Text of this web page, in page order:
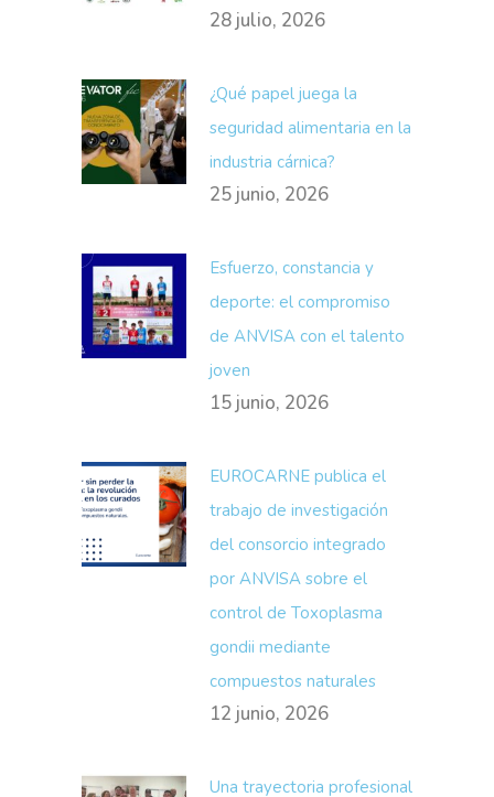
28 julio, 2026
¿Qué papel juega la
seguridad alimentaria en la
industria cárnica?
25 junio, 2026
Esfuerzo, constancia y
deporte: el compromiso
de ANVISA con el talento
joven
15 junio, 2026
EUROCARNE publica el
trabajo de investigación
del consorcio integrado
por ANVISA sobre el
control de Toxoplasma
gondii mediante
compuestos naturales
12 junio, 2026
Una trayectoria profesional